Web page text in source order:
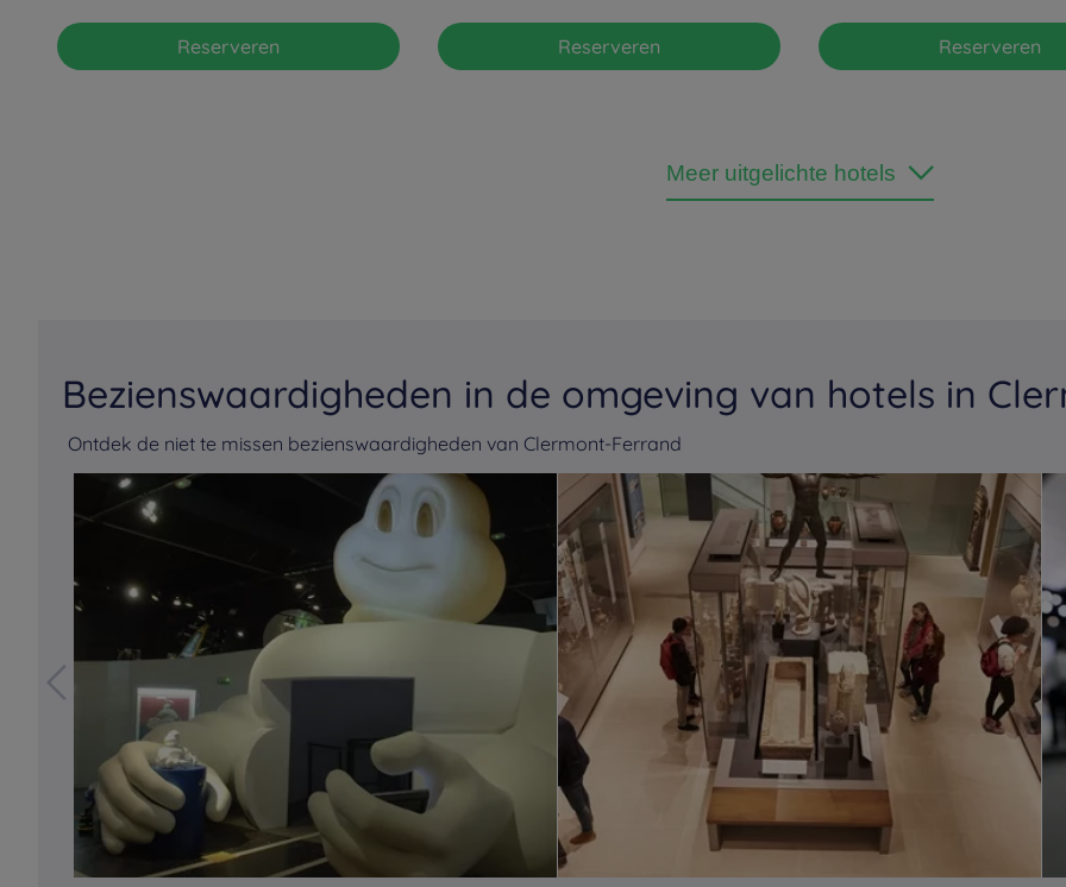
Reserveren Reserveren Reserveren
Meer uitgelichte hotels
Bezienswaardigheden in de omgeving van hotels in
Ontdek de niet te missen bezienswaardigheden van Clermont-Ferrand